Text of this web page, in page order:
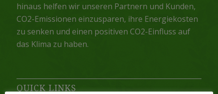
hinaus helfen wir unseren Partnern und Kunden,
CO2-Emissionen einzusparen, ihre Energiekosten
zu senken und einen positiven CO2-Einfluss auf
das Klima zu haben.
QUICK LINKS